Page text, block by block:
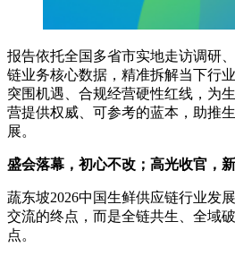
报告依托全国多省市实地走访调研
链业务核心数据，精准拆解当下行
突围机遇、合规经营硬性红线，为
营提供权威、可参考的蓝本，助推
展。
盛会落幕，初心不改；高光收官，
蔬东坡2026中国生鲜供应链行业发
交流的终点，而是全链共生、全域
点。